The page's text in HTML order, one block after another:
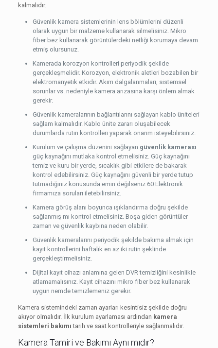
kalmalıdır.
Güvenlik kamera sistemlerinin lens bölümlerini düzenli
olarak uygun bir malzeme kullanarak silmelisiniz. Mikro
fiber bez kullanarak görüntülerdeki netliği korumaya devam
etmiş olursunuz.
Kamerada korozyon kontrolleri periyodik şekilde
gerçekleşmelidir. Korozyon, elektronik aletleri bozabilen bir
elektromanyetik etkidir. Akım dalgalanmaları, sistemsel
sorunlar vs. nedeniyle kamera arızasına karşı önlem almak
gerekir.
Güvenlik kameralarının bağlantılarını sağlayan kablo üniteleri
sağlam kalmalıdır. Kablo ünite zararı oluşabilecek
durumlarda rutin kontrolleri yaparak onarım isteyebilirsiniz.
Kurulum ve çalışma düzenini sağlayan güvenlik kamerası
güç kaynağını mutlaka kontrol etmelisiniz. Güç kaynağını
temiz ve kuru bir yerde, sıcaklık gibi etkilere de bakarak
kontrol edebilirsiniz. Güç kaynağını güvenli bir yerde tutup
tutmadığınız konusunda emin değilseniz 60 Elektronik
firmamıza soruları iletebilirsiniz.
Kamera görüş alanı boyunca ışıklandırma doğru şekilde
sağlanmış mı kontrol etmelisiniz. Boşa giden görüntüler
zaman ve güvenlik kaybına neden olabilir.
Güvenlik kameralarını periyodik şekilde bakıma almak için
kayıt kontrollerini haftalık en az iki rutin şeklinde
gerçekleştirmelisiniz.
Dijital kayıt cihazı anlamına gelen DVR temizliğini kesinlikle
atlamamalısınız. Kayıt cihazını mikro fiber bez kullanarak
uygun nemde temizlemeniz gerekir.
Kamera sistemindeki zaman ayarları kesintisiz şekilde doğru
akıyor olmalıdır. İlk kurulum ayarlaması ardından kamera
sistemleri bakımı tarih ve saat kontrolleriyle sağlanmalıdır.
Kamera Tamiri ve Bakımı Aynı mıdır?